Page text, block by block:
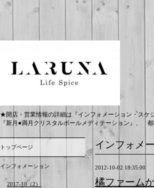
★開店・営業情報の詳細は『インフォメーション・ス
『新月●満月クリスタルボールメディテーション』、
インフォメ
2012-10-02 18:35:00
橘ファーム
トップページ
インフォメーション
2017-10（2）